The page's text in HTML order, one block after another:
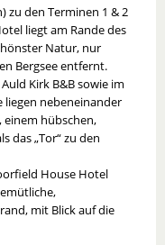
zu den Terminen 1 & 2
liegt am Rande des
Natur, nur
Bergsee entfernt.
Kirk B&B sowie im
liegen nebeneinander
einem hübschen,
das „Tor“ zu den
House Hotel
mit Blick auf die